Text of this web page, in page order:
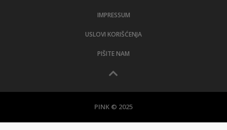
IMPRESSUM
USLOVI KORIŠĆENJA
PIŠITE NAM
PINK © 2025